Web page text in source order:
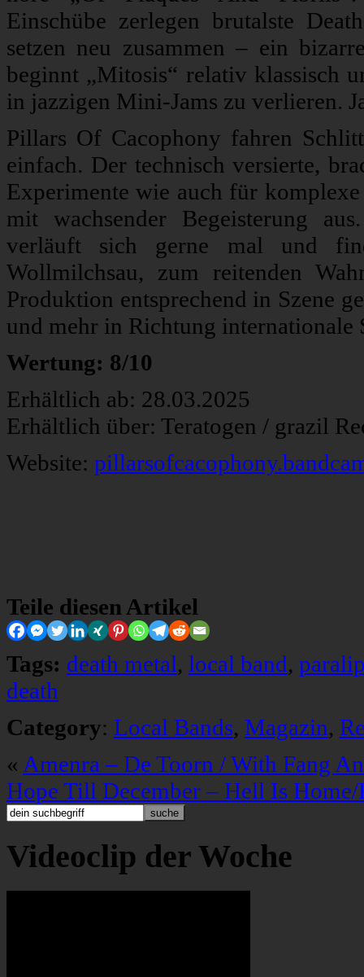
Einschübe zerlegen brutalste
setzen neu zusammen – ein
beginnt „Mitosis“ relativ klassisch
in jazzigen Mini-Jams zu verlieren.
Pillars Of Cacophony fahren
einfach. Der technisch versierte,
Experimente wie auch für
mit wachsender Begeisterung
verläuft sich gerne mal und
Wollmilchsau, zum reitenden
Produktion entsprechend in Szene
und mehr in Richtung internationale
Wertung: 8/10
Erhältlich ab: 28.03.2025
Erhältlich über: Teratogen / grazil
Website:
Teile diesen Artikel
Tags: death metal, local band,
death
Category: Local Bands, Magazin,
« Amenra – De Toorn / With Fang
Hope Till December – Hell Is
Videoclip der Woche